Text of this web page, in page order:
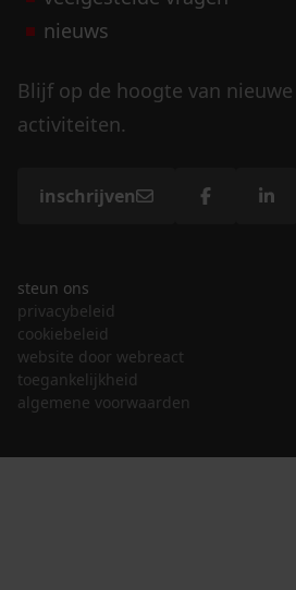
nieuws
Blijf op de hoogte van
activiteiten.
inschrijven
steun ons
privacybeleid
cookiebeleid
website door webreact
toegankelijkheid
algemene voorwaarden